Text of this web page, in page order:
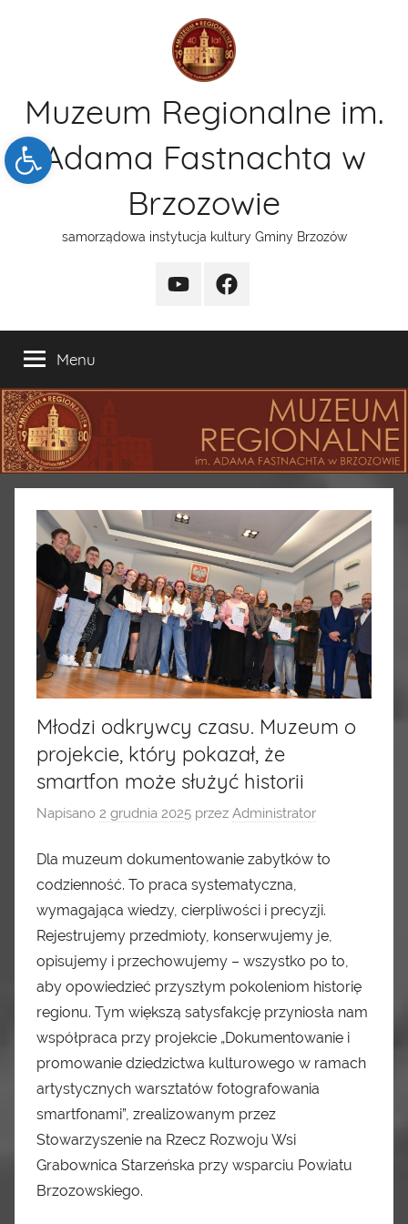
Open toolbar
Muzeum Regionalne im.
Adama Fastnachta w
Brzozowie
samorządowa instytucja kultury Gminy Brzozów
kanal
funpage
Menu
Młodzi odkrywcy czasu. Muzeum o
projekcie, który pokazał, że
smartfon może służyć historii
Napisano 2 grudnia 2025 przez Administrator
Dla muzeum dokumentowanie zabytków to
codzienność. To praca systematyczna,
wymagająca wiedzy, cierpliwości i precyzji.
Rejestrujemy przedmioty, konserwujemy je,
opisujemy i przechowujemy – wszystko po to,
aby opowiedzieć przyszłym pokoleniom historię
regionu. Tym większą satysfakcję przyniosła nam
współpraca przy projekcie „Dokumentowanie i
promowanie dziedzictwa kulturowego w ramach
artystycznych warsztatów fotografowania
smartfonami”, zrealizowanym przez
Stowarzyszenie na Rzecz Rozwoju Wsi
Grabownica Starzeńska przy wsparciu Powiatu
Brzozowskiego.